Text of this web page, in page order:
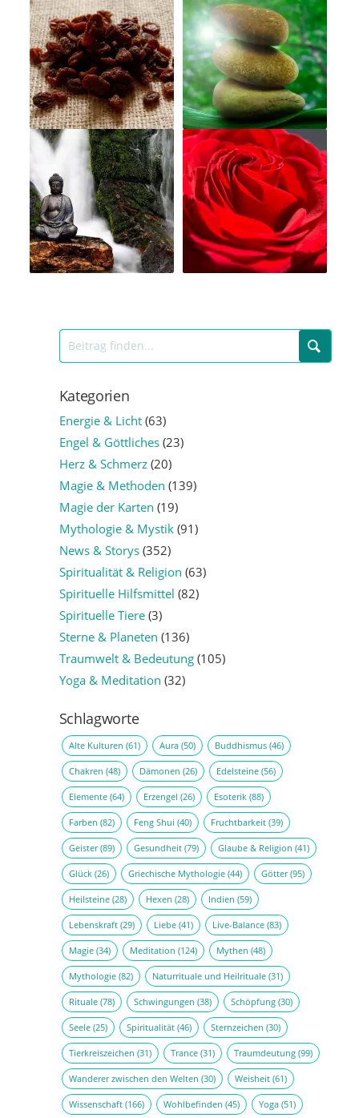
Kategorien
Energie & Licht(63)
Engel & Göttliches(23)
Herz & Schmerz(20)
Magie & Methoden (139)
Magie der Karten (19)
Mythologie & Mystik(91)
News & Storys(352)
Spiritualität & Religion (63)
Spirituelle Hilfsmittel (82)
Spirituelle Tiere(3)
Sterne & Planeten (136)
Traumwelt & Bedeutung(105)
Yoga & Meditation (32)
Schlagworte
Alte Kulturen (61) Aura(50) Buddhismus(46)
Chakren (48) Dämonen (26) Edelsteine(56)
Elemente(64) Erzengel (26) Esoterik(88)
Farben (82) Feng Shui (40) Fruchtbarkeit(39)
Geister(89) Gesundheit(79) Glaube & Religion (41)
Glück(26) Griechische Mythologie(44) Götter(95)
Heilsteine(28) Hexen (28) Indien (59)
Lebenskraft(29) Liebe(41) Live-Balance(83)
Magie(34) Meditation (124) Mythen (48)
Mythologie(82) Naturrituale und Heilrituale(31)
Rituale(78) Schwingungen (38) Schöpfung(30)
Seele(25) Spiritualität(46) Sternzeichen (30)
Tierkreiszeichen (31) Trance(31) Traumdeutung(99)
Wanderer zwischen den Welten (30) Weisheit(61)
Wissenschaft(166) Wohlbefinden (45) Yoga(51)